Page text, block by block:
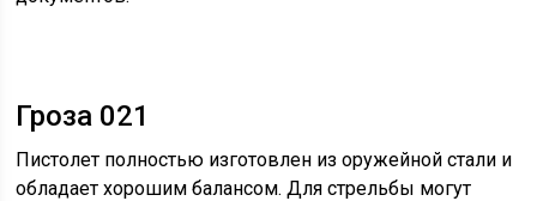
Гроза 021
Пистолет полностью изготовлен из оружейной стали и
обладает хорошим балансом. Для стрельбы могут